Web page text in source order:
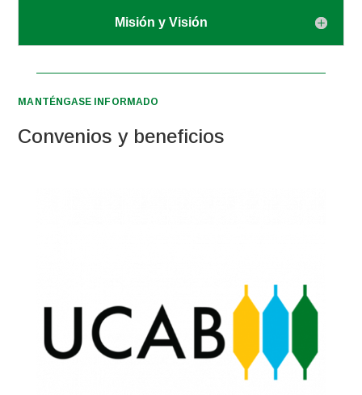
Misión y Visión
MANTÉNGASE INFORMADO
Convenios y beneficios